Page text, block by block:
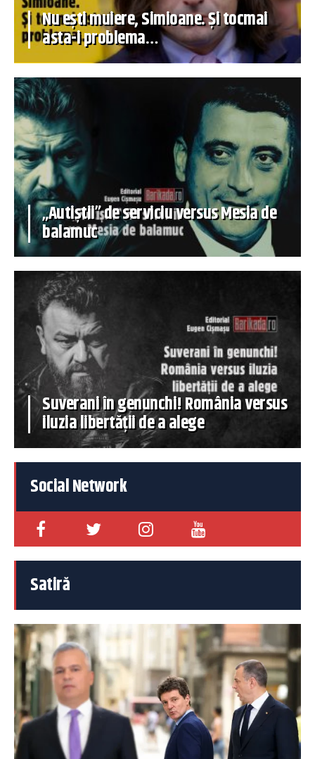
Nu ești muiere, Simioane. Și tocmai
asta-i problema…
„Autiștii” de serviciu versus Mesia de
balamuc
Suverani în genunchi! România versus
iluzia libertății de a alege
Social Network
Satiră